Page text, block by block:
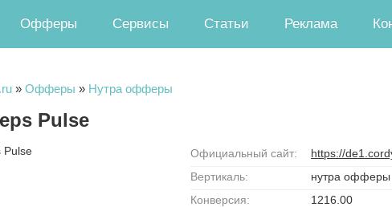
Офферы Сервисы Статьи Реклама
» Офферы » Нутра офферы
Pulse
Официальный сайт:
https://
Вертикаль:
нутра офферы
Конверсия:
1216.00